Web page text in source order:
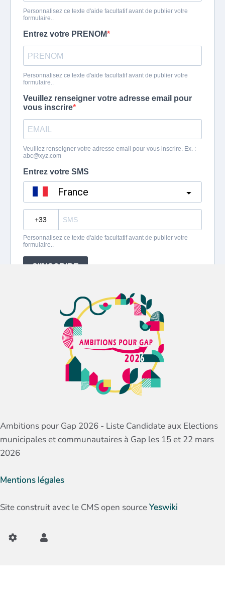
Ambitions pour Gap 2026 - Liste Candidate aux Elections
municipales et communautaires à Gap les 15 et 22 mars
2026
Mentions légales
Site construit avec le CMS open sourceYeswiki